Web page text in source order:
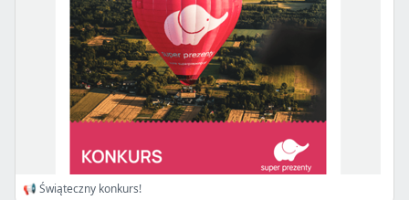
📢 Świąteczny konkurs!